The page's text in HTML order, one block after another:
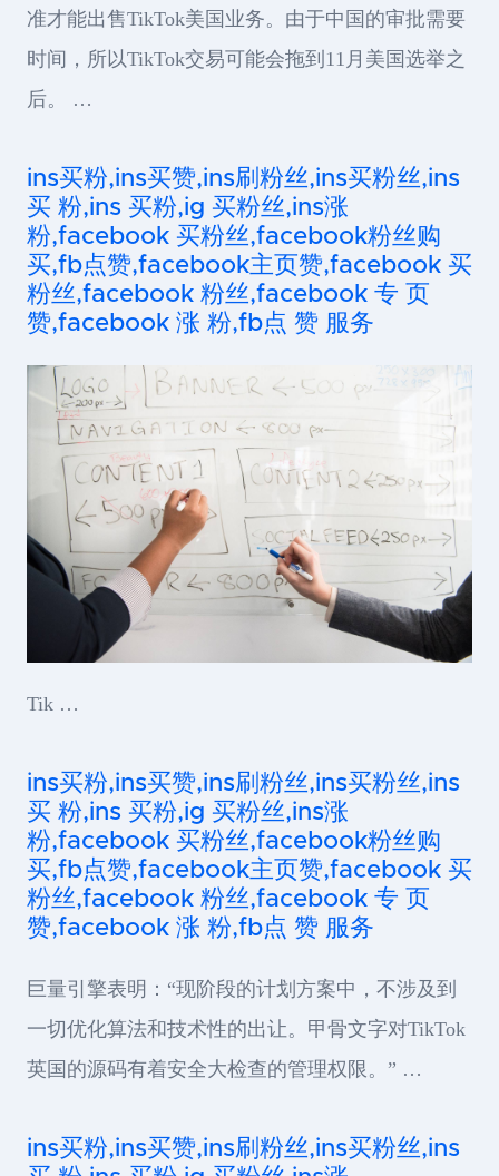
准才能出售TikTok美国业务。由于中国的审批需要
时间，所以TikTok交易可能会拖到11月美国选举之
后。 …
ins买粉,ins买赞,ins刷粉丝,ins买粉丝,ins
买 粉,ins 买粉,ig 买粉丝,ins涨
粉,facebook 买粉丝,facebook粉丝购
买,fb点赞,facebook主页赞,facebook 买
粉丝,facebook 粉丝,facebook 专 页
赞,facebook 涨 粉,fb点 赞 服务
Tik …
ins买粉,ins买赞,ins刷粉丝,ins买粉丝,ins
买 粉,ins 买粉,ig 买粉丝,ins涨
粉,facebook 买粉丝,facebook粉丝购
买,fb点赞,facebook主页赞,facebook 买
粉丝,facebook 粉丝,facebook 专 页
赞,facebook 涨 粉,fb点 赞 服务
巨量引擎表明：“现阶段的计划方案中，不涉及到
一切优化算法和技术性的出让。甲骨文字对TikTok
英国的源码有着安全大检查的管理权限。” …
ins买粉,ins买赞,ins刷粉丝,ins买粉丝,ins